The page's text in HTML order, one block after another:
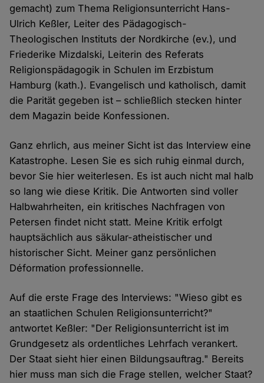
gemacht) zum Thema Religionsunterricht Hans-
Ulrich Keßler, Leiter des Pädagogisch-
Theologischen Instituts der Nordkirche (ev.), und
Friederike Mizdalski, Leiterin des Referats
Religionspädagogik in Schulen im Erzbistum
Hamburg (kath.). Evangelisch und katholisch, damit
die Parität gegeben ist – schließlich stecken hinter
dem Magazin beide Konfessionen.
Ganz ehrlich, aus meiner Sicht ist das Interview eine
Katastrophe. Lesen Sie es sich ruhig einmal durch,
bevor Sie hier weiterlesen. Es ist auch nicht mal halb
so lang wie diese Kritik. Die Antworten sind voller
Halbwahrheiten, ein kritisches Nachfragen von
Petersen findet nicht statt. Meine Kritik erfolgt
hauptsächlich aus säkular-atheistischer und
historischer Sicht. Meiner ganz persönlichen
Déformation professionnelle.
Auf die erste Frage des Interviews: "Wieso gibt es
an staatlichen Schulen Religionsunterricht?"
antwortet Keßler: "Der Religionsunterricht ist im
Grundgesetz als ordentliches Lehrfach verankert.
Der Staat sieht hier einen Bildungsauftrag." Bereits
hier muss man sich die Frage stellen, welcher Staat?